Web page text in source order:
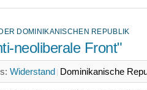
DOMINIKANISCHEN REPUBLIK
neoliberale Front"
Widerstand Dominikanische